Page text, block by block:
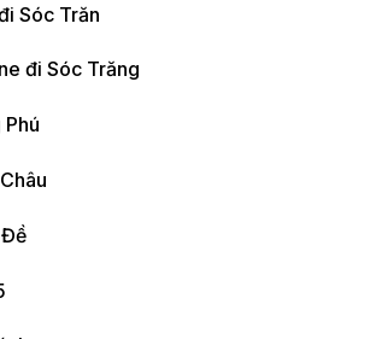
Sóc Trăn
đi Sóc Trăng